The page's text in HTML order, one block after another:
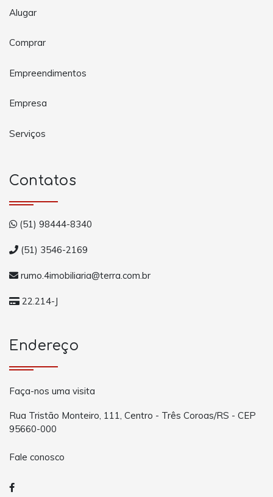
Alugar
Comprar
Empreendimentos
Empresa
Serviços
Contatos
(51) 98444-8340
(51) 3546-2169
rumo.4imobiliaria@terra.com.br
22.214-J
Endereço
Faça-nos uma visita
Rua Tristão Monteiro, 111, Centro - Três Coroas/RS - CEP
95660-000
Fale conosco